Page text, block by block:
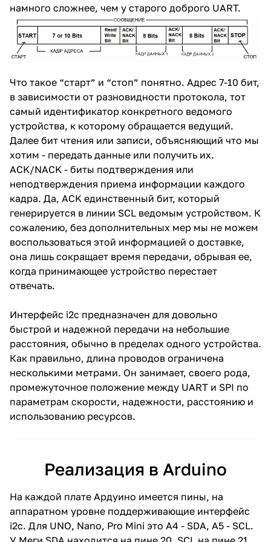
намного сложнее, чем у старого доброго UART.
Что такое “старт” и “стоп” понятно. Адрес 7-10 бит,
в зависимости от разновидности протокола, тот
самый идентификатор конкретного ведомого
устройства, к которому обращается ведущий.
Далее бит чтения или записи, объясняющий что мы
хотим - передать данные или получить их.
ACK/NACK - биты подтверждения или
неподтверждения приема информации каждого
кадра. Да, ACK единственный бит, который
генерируется в линии SCL ведомым устройством. К
сожалению, без дополнительных мер мы не можем
воспользоваться этой информацией о доставке,
она лишь сокращает время передачи, обрывая ее,
когда принимающее устройство перестает
отвечать.
Интерфейс i2c предназначен для довольно
быстрой и надежной передачи на небольшие
расстояния, обычно в пределах одного устройства.
Как правильно, длина проводов ограничена
несколькими метрами. Он занимает, своего рода,
промежуточное положение между UART и SPI по
параметрам скорости, надежности, расстоянию и
использованию ресурсов.
Реализация в Arduino
На каждой плате Ардуино имеется пины, на
аппаратном уровне поддерживающие интерфейс
i2c. Для UNO, Nano, Pro Mini это A4 - SDA, A5 - SCL.